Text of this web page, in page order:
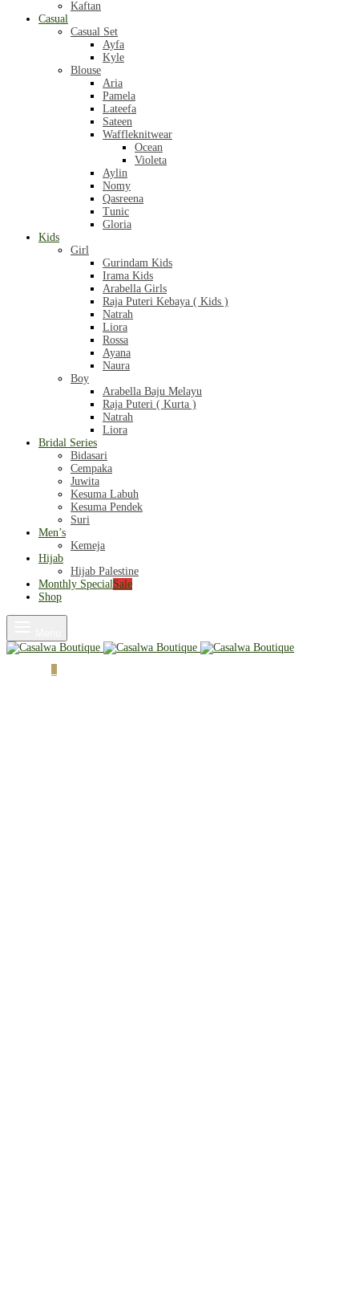
Kaftan
Casual
Casual Set
Ayfa
Kyle
Blouse
Aria
Pamela
Lateefa
Sateen
Waffleknitwear
Ocean
Violeta
Aylin
Nomy
Qasreena
Tunic
Gloria
Kids
Girl
Gurindam Kids
Irama Kids
Arabella Girls
Raja Puteri Kebaya ( Kids )
Natrah
Liora
Rossa
Ayana
Naura
Boy
Arabella Baju Melayu
Raja Puteri ( Kurta )
Natrah
Liora
Bridal Series
Bidasari
Cempaka
Juwita
Kesuma Labuh
Kesuma Pendek
Suri
Men’s
Kemeja
Hijab
Hijab Palestine
Monthly SpecialSale
Shop